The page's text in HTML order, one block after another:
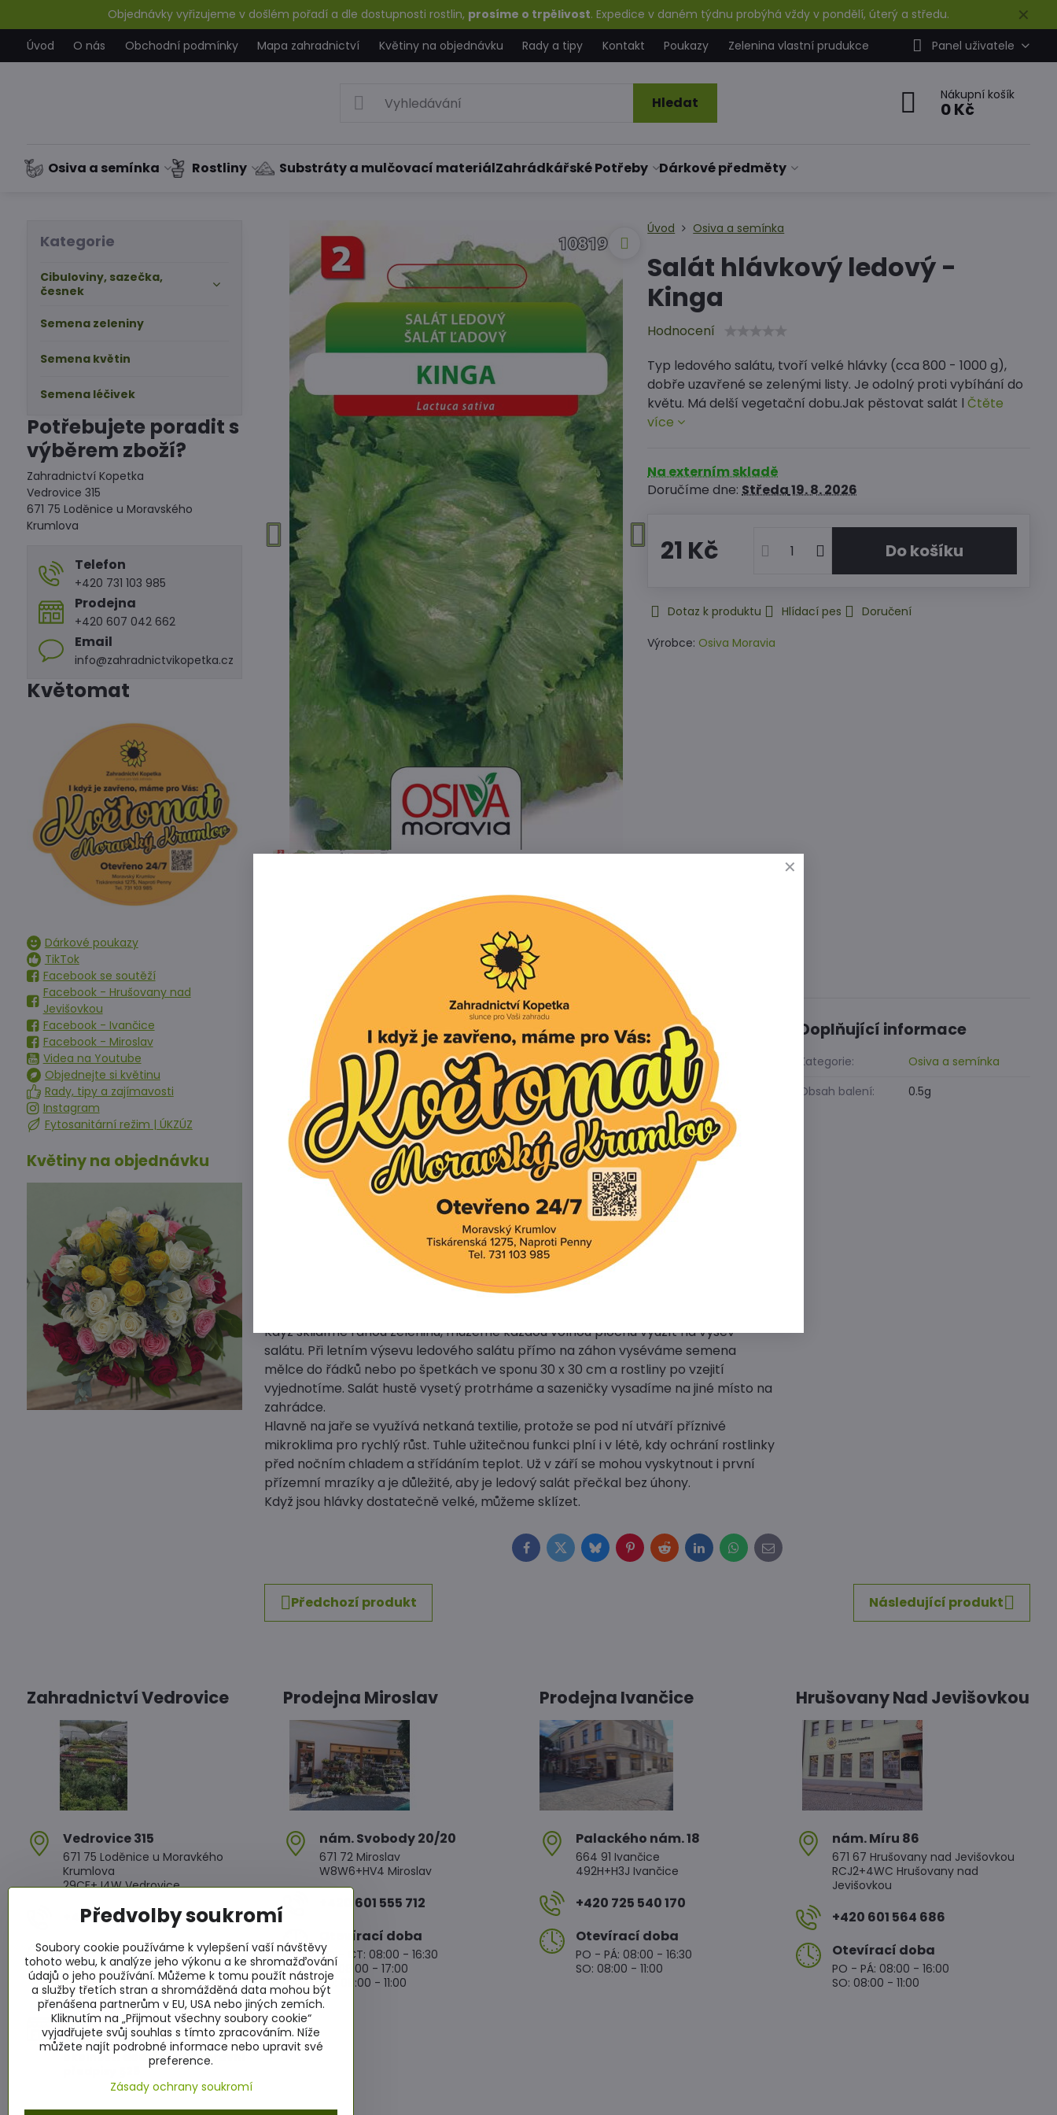
✕
Objednávky vyřizujeme v došlém pořadí a dle dostupnosti rostlin, prosíme o trpělivost. Expedice v daném týdnu probýhá vždy v pondělí, úterý a středu.
Úvod
O nás Obchodní podmínky Mapa zahradnictví Květiny na objednávku Rady a tipy Kontakt Poukazy Zelenina vlastní prudukce Panel uživatele
Hledat Nákupní košík
0 Kč
Osiva a semínka Rostliny Substráty a mulčovací materiálZahrádkářské Potřeby Dárkové předměty
Úvod Osiva a semínka
Salát hlávkový ledový -
Kinga
Hodnocení
Typ ledového salátu, tvoří velké hlávky (cca 800 - 1000 g),
dobře uzavřené se zelenými listy. Je odolný proti vybíhání do
květu. Má delší vegetační dobu.Jak pěstovat salát lČtěte
více
Na externím skladě
Doručíme dne:Středa19. 8. 2026
21 Kč Do košíku
Dotaz k produktu Hlídací pes
Doručení
Výrobce: Osiva Moravia
Popis 0
Typ ledového salátu, tvoří velké hlávky (cca 800 - 1000 g), dobře uzavřené se
zelenými listy. Je odolný proti vybíhání do květu. Má delší vegetační dobu.
Jak pěstovat salát ledový:
Ledový salát vyžaduje úrodnou, kvalitní, hlinitopísčitou, dostatečně vzdušnou a
propustnou půdu, schopnou dobře zadržovat vodu. Salát je náročný nejen na vláhu,
ale také na zásobování živinami.
Místo pro výsev či výsadbu ledového salátu volíme slunné a vzdušné, salátu nevadí
ani průvan. Za horkého počasí mu bude vyhovovat mírné zastínění.
Saláty bývají častou pochoutkou slimáků. Vyplatí se pěstovat jej v blízkosti
tymiánu, kopru, šalvěje, měsíčku, petržele nebo pažitky. Tyto aromatické bylinky
slimáky odrazují.
Brzy na jaře vyséváme semínka 8 až 12 týdnů před předpokládaným termínem
výsadby do vlhkých výsevních substrátů do hloubky 0,5 až 1 cm.
Předpěstované sazeničky vysazujeme při 4 – 6 pravých listech mělce na záhon.
Když sklidíme ranou zeleninu, můžeme každou volnou plochu využít na výsev
salátu. Při letním výsevu ledového salátu přímo na záhon vyséváme semena
mělce do řádků nebo po špetkách ve sponu 30 x 30 cm a rostliny po vzejití
vyjednotíme. Salát hustě vysetý protrháme a sazeničky vysadíme na jiné místo na
zahrádce.
Hlavně na jaře se využívá netkaná textilie, protože se pod ní utváří příznivé
mikroklima pro rychlý růst. Tuhle užitečnou funkci plní i v létě, kdy ochrání rostlinky
před nočním chladem a střídáním teplot. Už v září se mohou vyskytnout i první
přízemní mrazíky a je důležité, aby je ledový salát přečkal bez úhony.
Když jsou hlávky dostatečně velké, můžeme sklízet.
Doplňující informace
Kategorie:
Osiva a semínka
Obsah balení:
0.5g
Facebook
TwitterBlueskyPinterest
RedditLinkedInWhatsApp
E-
mail
Předchozí produkt Následující produkt
Kategorie
Cibuloviny, sazečka,
česnek
Semena zeleniny
Semena květin
Semena léčivek
Potřebujete poradit s
výběrem zboží?
Zahradnictví Kopetka
Vedrovice 315
671 75 Loděnice u Moravského
Krumlova
Telefon
+420 731 103 985
Prodejna
+420 607 042 662
Email
info@zahradnictvikopetka.cz
Květomat
Dárkové poukazy
TikTok
Facebook se soutěží
Facebook - Hrušovany nad
Jevišovkou
Facebook - Ivančice
Facebook - Miroslav
Videa na Youtube
Objednejte si květinu
Rady, tipy a zajímavosti
Instagram
Fytosanitární režim | ÚKZÚZ
Květiny na objednávku
Zahradnictví Vedrovice
Vedrovice 315
671 75 Loděnice u Moravkého
Krumlova
29CF+J4W Vedrovice
+420 607 042 662
Otevírací doba
PO - PÁ: 08:00 - 11:00 13:00 - 17:00
SO : 08:00 - 11:30 13:00 - 16:30
NE : 08:00 - 11:30 14:00 - 16:00
Info
Žádáme zákazníky aby za všech
okolností dodržovali dopravní
Prodejna Miroslav
nám​. Svobody 20/20
671 72 Miroslav
W8W6+HV4 Miroslav
+420 601 555 712
Otevírací doba
PO - ČT: 08:00 - 16:30
PÁ: 08:00 - 17:00
SO: 08:00 - 11:00
Prodejna Ivančice
Palackého nám​. 18
664 91 Ivančice
492H+H3J Ivančice
+420 725 540 170
Otevírací doba
PO - PÁ: 08:00 - 16:30
SO: 08:00 - 11:00
Hrušovany Nad Jevišovkou
nám​. Míru 86
671 67 Hrušovany nad Jevišovkou
RCJ2+4WC Hrušovany nad
Jevišovkou
+420 601 564 686
Otevírací doba
PO - PÁ: 08:00 - 16:00
SO: 08:00 - 11:00
Předvolby soukromí
Soubory cookie používáme k vylepšení vaší návštěvy
tohoto webu, k analýze jeho výkonu a ke shromažďování
údajů o jeho používání. Můžeme k tomu použít nástroje
a služby třetích stran a shromážděná data mohou být
přenášena partnerům v EU, USA nebo jiných zemích.
Kliknutím na „Přijmout všechny soubory cookie“
vyjadřujete svůj souhlas s tímto zpracováním. Níže
můžete najít podrobné informace nebo upravit své
preference.
Zásady ochrany soukromí